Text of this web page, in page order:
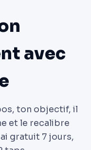
avec
ton objectif, il
et le recalibre
gratuit 7 jours,